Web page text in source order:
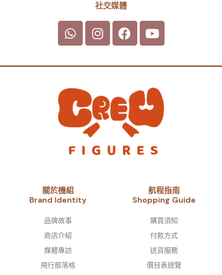
社交媒體
關於機組
Brand Identity​
品牌故事​
商店介紹
媒體專訪
飛行部落格
航程指南
Shopping Guide
購買須知
付款方式
送貨服務
價目表總覽